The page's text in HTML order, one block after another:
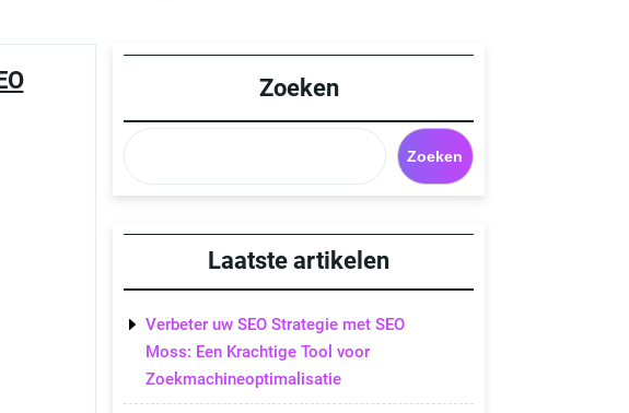
Zoeken
Zoeken
Laatste artikelen
Verbeter uw SEO Strategie met SEO
Moss: Een Krachtige Tool voor
Zoekmachineoptimalisatie